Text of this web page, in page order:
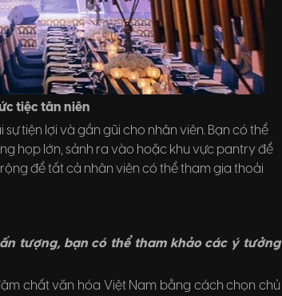
tiệc tân niên
tiện lợi và gần gũi cho nhân viên. Bạn có thể
họp lớn, sảnh ra vào hoặc khu vực pantry để
để tất cả nhân viên có thể tham gia thoải
tượng, bạn có thể tham khảo các ý tưởng
chất văn hóa Việt Nam bằng cách chọn chủ